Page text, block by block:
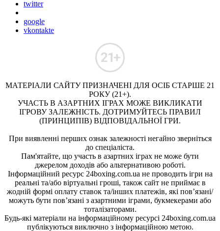
twitter
google
vkontakte
МАТЕРІАЛИ САЙТУ ПРИЗНАЧЕНІ ДЛЯ ОСІБ СТАРШЕ 21
РОКУ (21+).
УЧАСТЬ В АЗАРТНИХ ІГРАХ МОЖЕ ВИКЛИКАТИ
ІГРОВУ ЗАЛЕЖНІСТЬ. ДОТРИМУЙТЕСЬ ПРАВИЛ
(ПРИНЦИПІВ) ВІДПОВІДАЛЬНОЇ ГРИ.
При виявленні перших ознак залежності негайно зверніться
до спеціаліста.
Пам'ятайте, що участь в азартних іграх не може бути
джерелом доходів або альтернативою роботі.
Інформаційний ресурс 24boxing.com.ua не проводить ігри на
реальні та/або віртуальні гроші, також сайт не приймає в
жодній формі оплату ставок та/інших платежів, які пов’язані/
можуть бути пов’язані з азартними іграми, букмекерами або
тоталізаторами.
Будь-які матеріали на інформаційному ресурсі 24boxing.com.ua
публікуються виключно з інформаційною метою.